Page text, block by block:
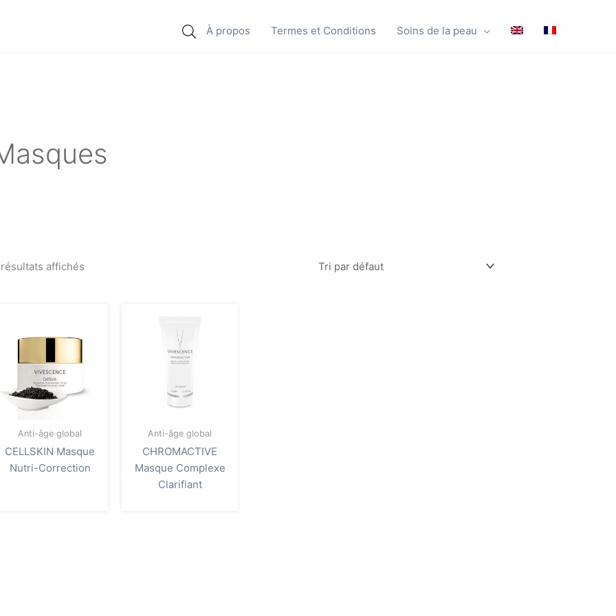
À propos Termes et Conditions Soins de la peau
affichés
Anti-âge global
CELLSKIN Masque
Nutri-Correction
Anti-âge global
CHROMACTIVE
Masque Complexe
Clarifiant